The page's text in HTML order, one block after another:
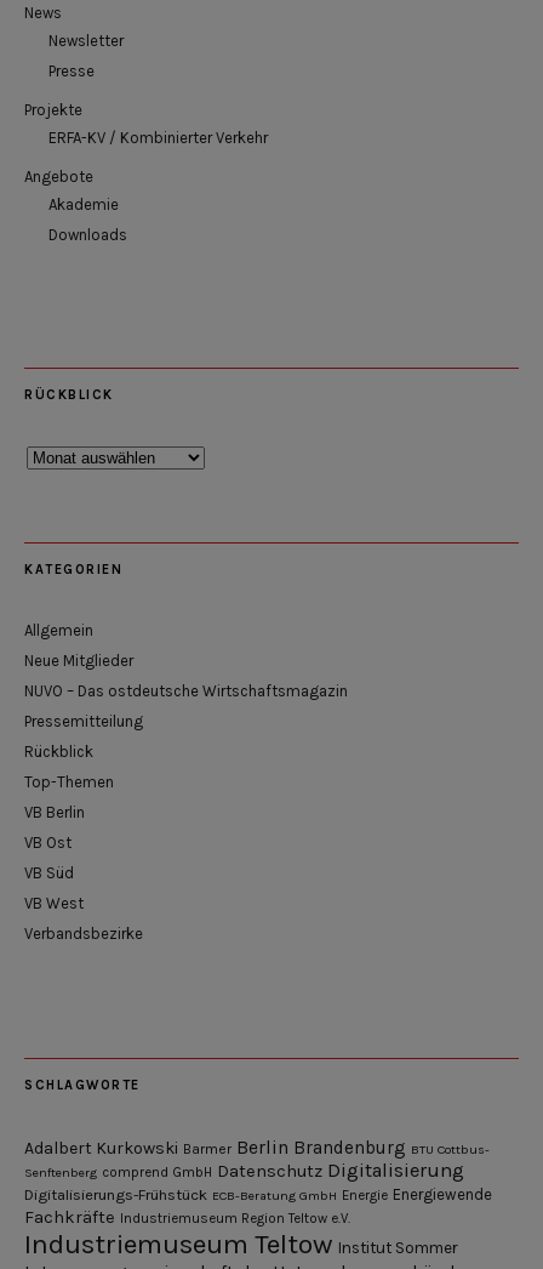
News
Newsletter
Presse
Projekte
ERFA-KV / Kombinierter Verkehr
Angebote
Akademie
Downloads
RÜCKBLICK
Rückblick
KATEGORIEN
Allgemein
Neue Mitglieder
NUVO – Das ostdeutsche Wirtschaftsmagazin
Pressemitteilung
Rückblick
Top-Themen
VB Berlin
VB Ost
VB Süd
VB West
Verbandsbezirke
SCHLAGWORTE
Adalbert Kurkowski Barmer Berlin Brandenburg BTU Cottbus-
Senftenberg comprend GmbH Datenschutz Digitalisierung
Digitalisierungs-Frühstück ECB-Beratung GmbH Energie Energiewende
Fachkräfte Industriemuseum Region Teltow e.V.
Industriemuseum Teltow Institut Sommer